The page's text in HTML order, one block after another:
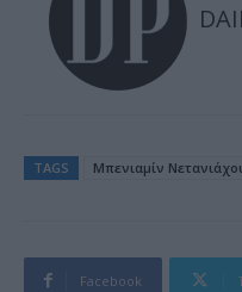
TAGS Μπενιαμίν
Facebook